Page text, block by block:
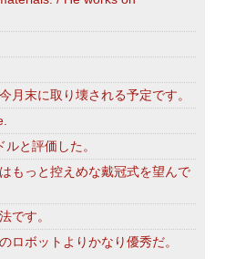
月末に取り壊される予定です。
と評価した。
もっと控えめな戴冠式を望んで
です。
ロボットよりかなり優秀だ。